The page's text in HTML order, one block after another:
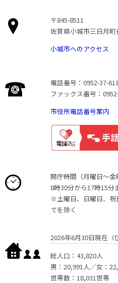
〒845-8511
佐賀県小城市三日月
小城市へのアクセス
電話番号：0952-37-
ファックス番号：
市役所電話番号案内
開庁時間（月曜日〜金
8時30分から17時15分
※土曜日、日曜日、祝
でを除く
2026年6月30日現在（
総人口：43,820人
男：20,991人／女：
世帯数：18,031世帯